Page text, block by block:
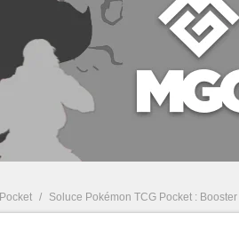
/ Soluce Pokémon TCG Pocket : Booster gratuit, tier list, cartes...